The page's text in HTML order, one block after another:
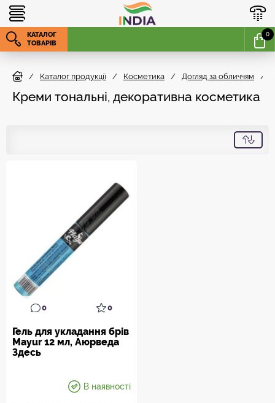
КАТАЛОГ
ТОВАРІВ
0
/ Каталог продукції / Косметика / Догляд за обличчям /
Креми тональні, декоративна косметика
0 0
Гель для укладання брів
Mayur 12 мл, Аюрведа
Здесь
В наявності